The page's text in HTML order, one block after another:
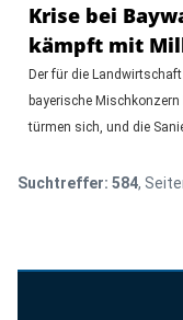
Krise bei
kämpft mit
Der für die
bayerische
türmen sich, und die
Suchtreffer: 584,